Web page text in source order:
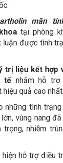
mãn
tại phòng
được tình
trị liệu kết hợp
tế nhằm hỗ trợ
quả cao nhất.
những tình
vùng nang
nhiễm
hỗ trợ điều